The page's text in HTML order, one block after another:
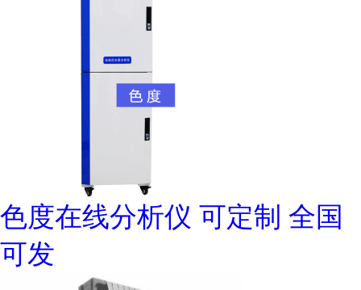
色度在线分析仪 可定制 全国
可发